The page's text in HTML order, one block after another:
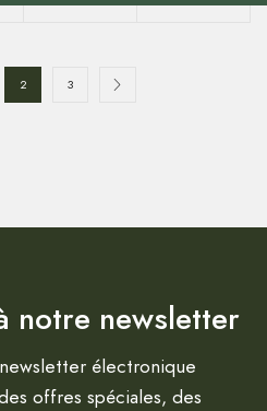
2 3
notre newsletter
électronique
offres spéciales, des